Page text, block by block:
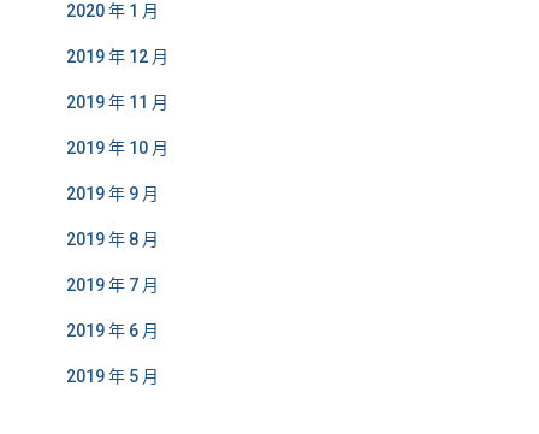
2020 年 1 月
2019 年 12 月
2019 年 11 月
2019 年 10 月
2019 年 9 月
2019 年 8 月
2019 年 7 月
2019 年 6 月
2019 年 5 月